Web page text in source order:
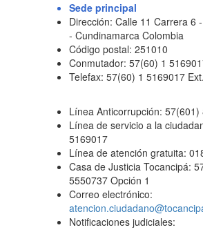
Sede principal
Dirección: Calle 11 Carrera 6
- Cundinamarca Colombia
Código postal: 251010
Conmutador: 57(60) 1
Telefax: 57(60) 1 5169017
Línea Anticorrupción: 57(601)
Línea de servicio a la
5169017
Línea de atención gratuita:
Casa de Justicia Tocancipá:
5550737 Opción 1
Correo electrónico:
Notificaciones judiciales: